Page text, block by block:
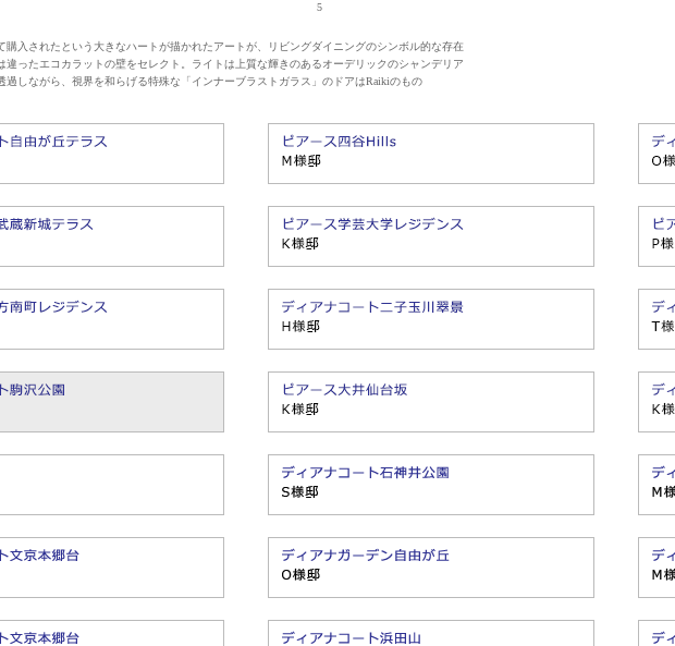
5
購入されたという大きなハートが描かれたアートが、リビングダイニングのシンボル的な存在
違ったエコカラットの壁をセレクト。ライトは上質な輝きのあるオーデリックのシャンデリア
過しながら、視界を和らげる特殊な「インナーブラストガラス」のドアはRaikiのもの